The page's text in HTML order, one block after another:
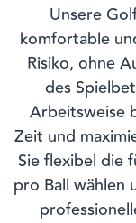
Unsere
komfortable
Risiko, ohne
des
Arbeitsweise
Zeit und
Sie flexibel die
pro Ball wählen